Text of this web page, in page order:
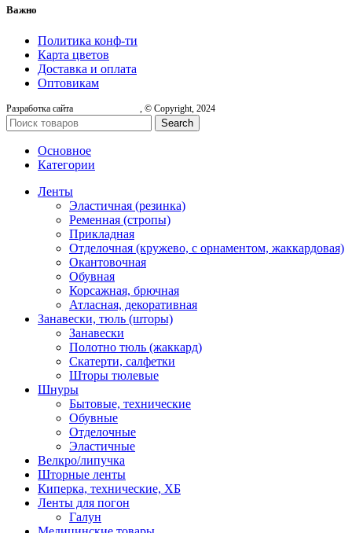
Важно
Политика конф-ти
Карта цветов
Доставка и оплата
Оптовикам
Разработка сайта , © Copyright, 2024
Search
Основное
Категории
Ленты
Эластичная (резинка)
Ременная (стропы)
Прикладная
Отделочная (кружево, с орнаментом, жаккардовая)
Окантовочная
Обувная
Корсажная, брючная
Атласная, декоративная
Занавески, тюль (шторы)
Занавески
Полотно тюль (жаккард)
Скатерти, салфетки
Шторы тюлевые
Шнуры
Бытовые, технические
Обувные
Отделочные
Эластичные
Велкро/липучка
Шторные ленты
Киперка, технические, ХБ
Ленты для погон
Галун